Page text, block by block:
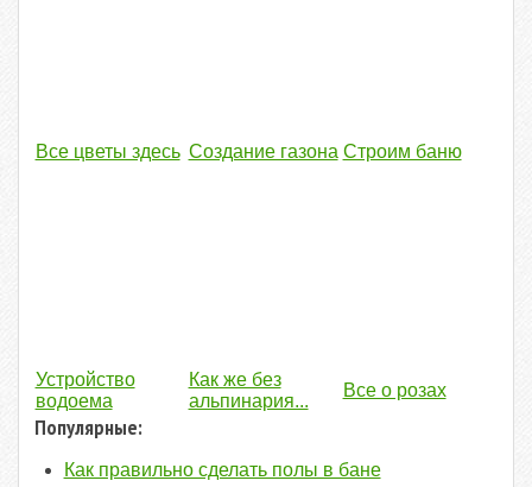
Все цветы здесь Создание газона Строим баню
Устройство
водоема
Как же без
альпинария...
Все о розах
Популярные:
Как правильно сделать полы в бане